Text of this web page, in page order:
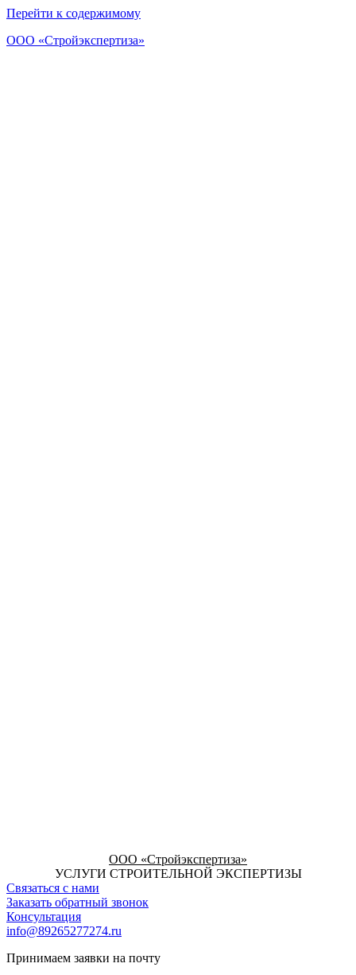
Перейти к содержимому
ООО «Стройэкспертиза»
ООО «Стройэкспертиза»
УСЛУГИ СТРОИТЕЛЬНОЙ ЭКСПЕРТИЗЫ
Связаться с нами
Заказать обратный звонок
Консультация
info@89265277274.ru
Принимаем заявки на почту